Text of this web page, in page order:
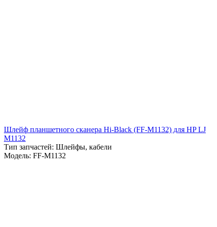
Шлейф планшетного сканера Hi-Black (FF-M1132) для HP LJ
M1132
Тип запчастей: Шлейфы, кабели
Модель: FF-M1132